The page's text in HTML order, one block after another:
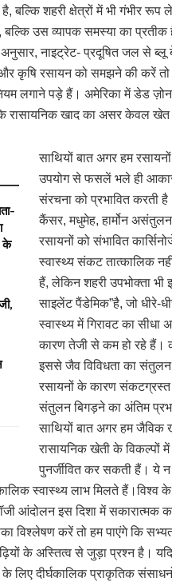
बल्कि शहरी क्षेत्रों में भी
बल्कि उस व्यापक समस्या का
नाइट्रेट- प्रदूषित जल से ब्लू
और कृषि रसायन को समझने की करें
लगाने पड़े हैं। अमेरिका में डेड
कि रासायनिक खाद का असर केवल
के
साथियों बात अगर हम
उपयोग से फसलें भले ही आकार
संरचना को प्रभावित करती
कैंसर, मधुमेह, हार्मोन
रसायनों को संभावित
स्वास्थ्य संकट तात्कालिक
हैं, लेकिन शहरी उपभोक्ता
साइलेंट पैंडेमिक”है, जो धीरे-
स्वास्थ्य में गिरावट का
कारण तेजी से कम हो रहे हैं।
इससे जैव विविधता का संतुलन
रसायनों के कारण संकटग्रस्त
संतुलन बिगड़ने का अंतिम
साथियों बात अगर हम
रासायनिक खेती के विकल्पों में
पुनर्जीवित कर सकती हैं। ये
स्वास्थ्य लाभ मिलते हैं।विश्व
आंदोलन इस दिशा में सकारात्मक
करें तो हम पाएंगे कि
के अस्तित्व से जुड़ा प्रश्न है।
लिए दीर्घकालिक प्राकृतिक